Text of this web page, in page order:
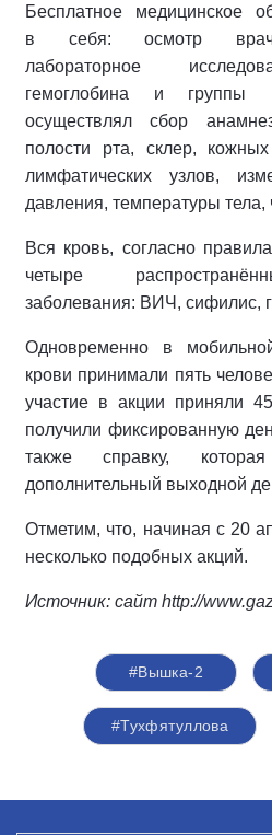
Бесплатное медицинское
в себя: осмотр
лабораторное
гемоглобина и группы
осуществлял сбор
полости рта, склер,
лимфатических узлов,
давления, температуры тела,
Вся кровь, согласно
четыре
заболевания: ВИЧ, сифилис,
Одновременно в
крови принимали пять
участие в акции приняли
получили фиксированную
также справку,
дополнительный выходной
Отметим, что, начиная с 20
несколько подобных акций.
Источник: сайт http://
#Вышка-2
#Тухфятуллова